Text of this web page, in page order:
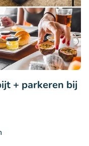
+ parkeren bij